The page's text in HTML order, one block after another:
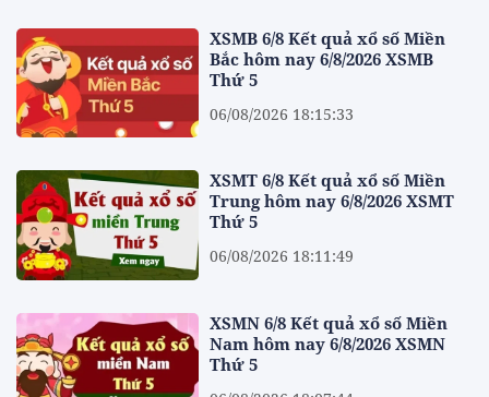
XSMB 6/8 Kết quả xổ số Miền
Bắc hôm nay 6/8/2026 XSMB
Thứ 5
06/08/2026 18:15:33
XSMT 6/8 Kết quả xổ số Miền
Trung hôm nay 6/8/2026 XSMT
Thứ 5
06/08/2026 18:11:49
XSMN 6/8 Kết quả xổ số Miền
Nam hôm nay 6/8/2026 XSMN
Thứ 5